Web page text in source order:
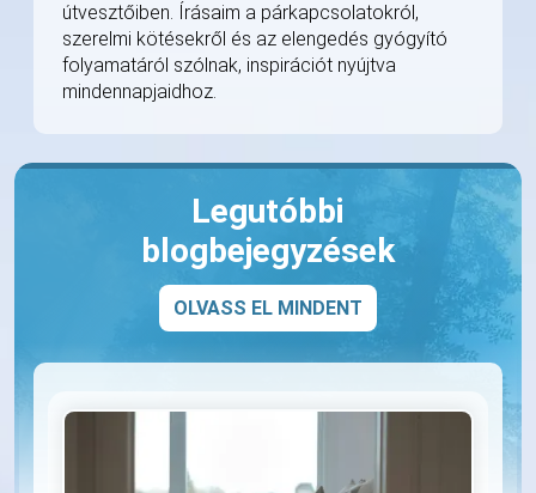
útvesztőiben. Írásaim a párkapcsolatokról,
szerelmi kötésekről és az elengedés gyógyító
folyamatáról szólnak, inspirációt nyújtva
mindennapjaidhoz.
Legutóbbi
blogbejegyzések
OLVASS EL MINDENT